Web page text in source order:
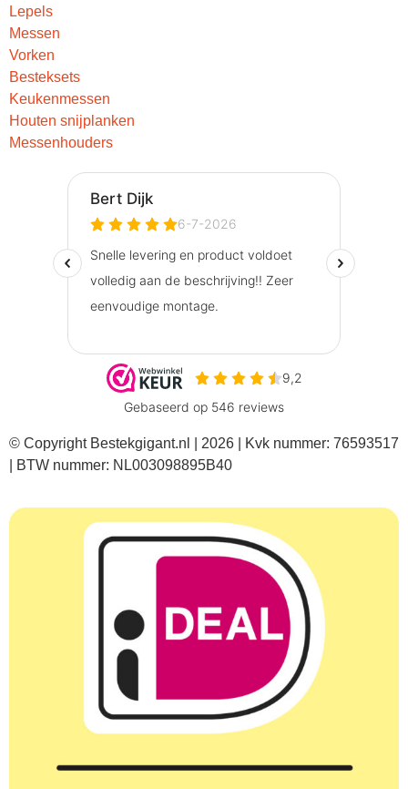
Lepels
Messen
Vorken
Besteksets
Keukenmessen
Houten snijplanken
Messenhouders
© Copyright Bestekgigant.nl | 2026 | Kvk nummer: 76593517
| BTW nummer: NL003098895B40